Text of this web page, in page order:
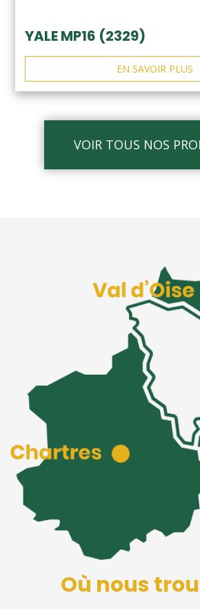
YALE MP16 (2329)
EN SAVOIR PLUS
VOIR TOUS NOS
Où nous